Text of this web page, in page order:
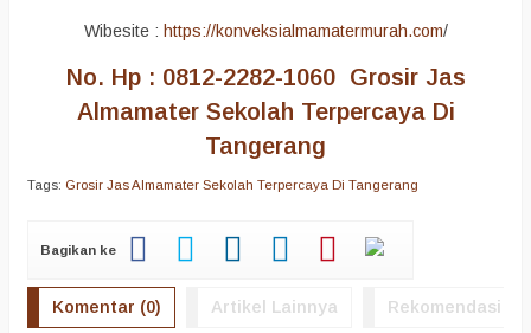
Wibesite : https://konveksialmamatermurah.com/
No. Hp : 0812-2282-1060 Grosir Jas
Almamater Sekolah Terpercaya Di
Tangerang
Tags: Grosir Jas Almamater Sekolah Terpercaya Di Tangerang
Bagikan ke
Komentar (0) Artikel Lainnya Rekomendasi